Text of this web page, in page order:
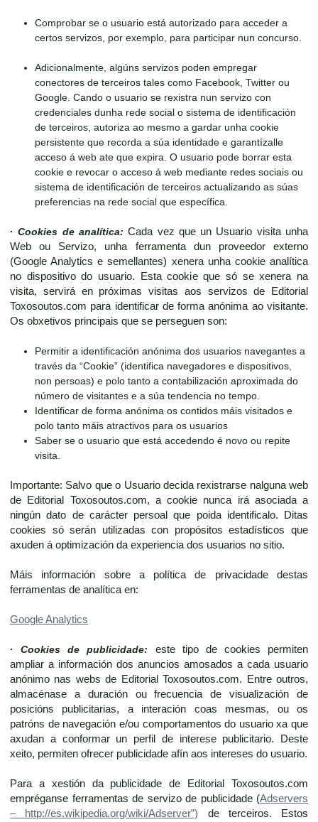
Comprobar se o usuario está autorizado para acceder a
certos servizos, por exemplo, para participar nun concurso.
Adicionalmente, algúns servizos poden empregar
conectores de terceiros tales como Facebook, Twitter ou
Google. Cando o usuario se rexistra nun servizo con
credenciales dunha rede social o sistema de identificación
de terceiros, autoriza ao mesmo a gardar unha cookie
persistente que recorda a súa identidade e garantízalle
acceso á web ate que expira. O usuario pode borrar esta
cookie e revocar o acceso á web mediante redes sociais ou
sistema de identificación de terceiros actualizando as súas
preferencias na rede social que específica.
·Cookies de analítica: Cada vez que un Usuario visita unha
Web ou Servizo, unha ferramenta dun proveedor externo
(Google Analytics e semellantes) xenera unha cookie analítica
no dispositivo do usuario. Esta cookie que só se xenera na
visita, servirá en próximas visitas aos servizos de Editorial
Toxosoutos.com para identificar de forma anónima ao visitante.
Os obxetivos principais que se perseguen son:
Permitir a identificación anónima dos usuarios navegantes a
través da “Cookie” (identifica navegadores e dispositivos,
non persoas) e polo tanto a contabilización aproximada do
número de visitantes e a súa tendencia no tempo.
Identificar de forma anónima os contidos máis visitados e
polo tanto máis atractivos para os usuarios
Saber se o usuario que está accedendo é novo ou repite
visita.
Importante: Salvo que o Usuario decida rexistrarse nalguna web
de Editorial Toxosoutos.com, a cookie nunca irá asociada a
ningún dato de carácter persoal que poida identificalo. Ditas
cookies só serán utilizadas con propósitos estadísticos que
axuden á optimización da experiencia dos usuarios no sitio.
Máis información sobre a política de privacidade destas
ferramentas de analítica en:
Google Analytics
·Cookies de publicidade: este tipo de cookies permiten
ampliar a información dos anuncios amosados a cada usuario
anónimo nas webs de Editorial Toxosoutos.com. Entre outros,
almacénase a duración ou frecuencia de visualización de
posicións publicitarias, a interación coas mesmas, ou os
patróns de navegación e/ou comportamentos do usuario xa que
axudan a conformar un perfil de interese publicitario. Deste
xeito, permiten ofrecer publicidade afín aos intereses do usuario.
Para a xestión da publicidade de Editorial Toxosoutos.com
empréganse ferramentas de servizo de publicidade (Adservers
– http://es.wikipedia.org/wiki/Adserver”) de terceiros. Estos